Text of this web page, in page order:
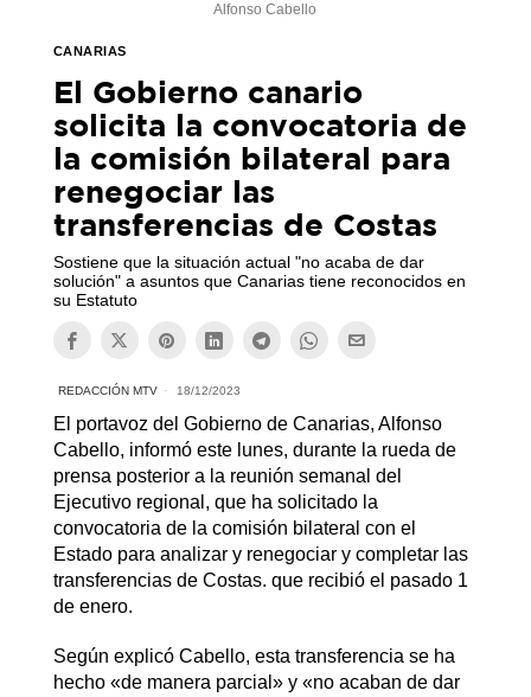
Alfonso Cabello
CANARIAS
El Gobierno canario
solicita la convocatoria de
la comisión bilateral para
renegociar las
transferencias de Costas
Sostiene que la situación actual "no acaba de dar
solución" a asuntos que Canarias tiene reconocidos en
su Estatuto
REDACCIÓN MTV 18/12/2023
El portavoz del Gobierno de Canarias, Alfonso
Cabello, informó este lunes, durante la rueda de
prensa posterior a la reunión semanal del
Ejecutivo regional, que ha solicitado la
convocatoria de la comisión bilateral con el
Estado para analizar y renegociar y completar las
transferencias de Costas. que recibió el pasado 1
de enero.
Según explicó Cabello, esta transferencia se ha
hecho «de manera parcial» y «no acaban de dar